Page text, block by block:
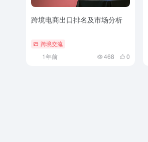
跨境电商出口排名及市场分析
跨境交流
1年前 468 0